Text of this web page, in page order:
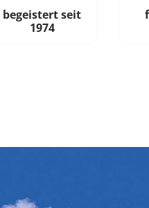
begeistert seit
1974